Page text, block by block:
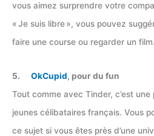
vous aimez surprendre votre
« Je suis libre », vous pouvez
faire une course ou regarder un film.
5. OkCupid, pour du fun
Tout comme avec Tinder, c’est
jeunes célibataires français. Vous
ce sujet si vous êtes près d’une